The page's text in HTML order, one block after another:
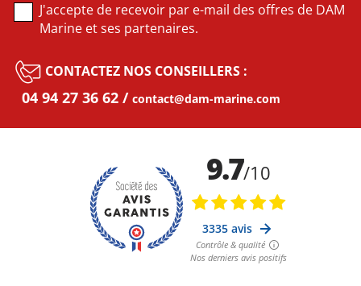
J'accepte de recevoir par e-mail des offres de DAM
Marine et ses partenaires.
CONTACTEZ NOS CONSEILLERS :
04 94 27 36 62 contact@dam-marine.com